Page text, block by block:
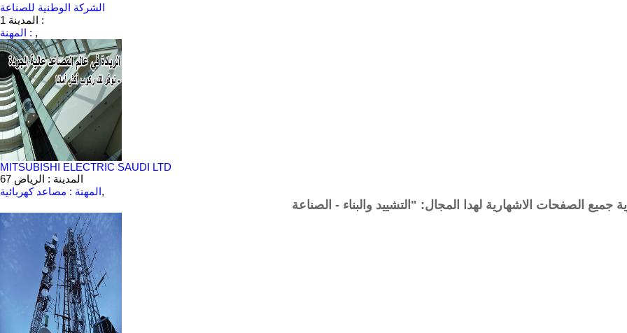
الشركة الوطنية للصناعة
1
المدينة :
المهنة : ,
MITSUBISHI ELECTRIC SAUDI LTD
67 المدينة : الرياض
المهنة : مصاعد كهربائية,